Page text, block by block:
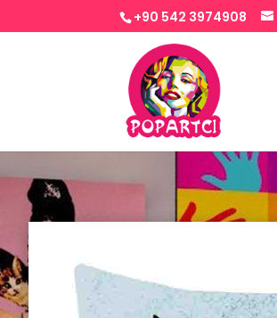
+90 542 3974908